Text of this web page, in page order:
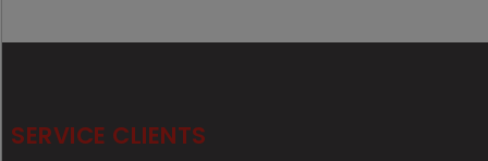
SERVICE CLIENTS